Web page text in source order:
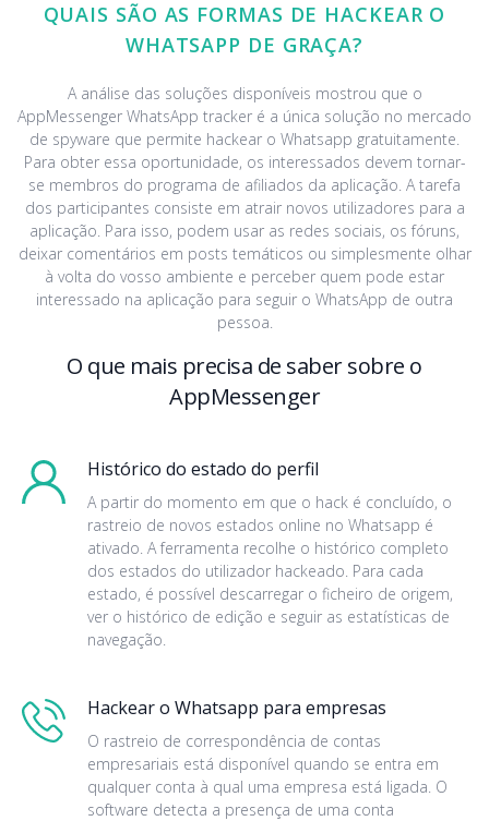
QUAIS SÃO AS FORMAS DE HACKEAR O
WHATSAPP DE GRAÇA?
A análise das soluções disponíveis mostrou que o
AppMessenger WhatsApp tracker é a única solução no mercado
de spyware que permite hackear o Whatsapp gratuitamente.
Para obter essa oportunidade, os interessados devem tornar-
se membros do programa de afiliados da aplicação. A tarefa
dos participantes consiste em atrair novos utilizadores para a
aplicação. Para isso, podem usar as redes sociais, os fóruns,
deixar comentários em posts temáticos ou simplesmente olhar
à volta do vosso ambiente e perceber quem pode estar
interessado na aplicação para seguir o WhatsApp de outra
pessoa.
O que mais precisa de saber sobre o
AppMessenger
Histórico do estado do perfil
A partir do momento em que o hack é concluído, o
rastreio de novos estados online no Whatsapp é
ativado. A ferramenta recolhe o histórico completo
dos estados do utilizador hackeado. Para cada
estado, é possível descarregar o ficheiro de origem,
ver o histórico de edição e seguir as estatísticas de
navegação.
Hackear o Whatsapp para empresas
O rastreio de correspondência de contas
empresariais está disponível quando se entra em
qualquer conta à qual uma empresa está ligada. O
software detecta a presença de uma conta